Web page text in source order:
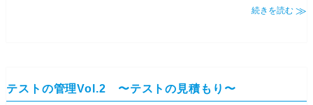
続きを読む
テストの管理Vol.2 〜テストの見積もり〜